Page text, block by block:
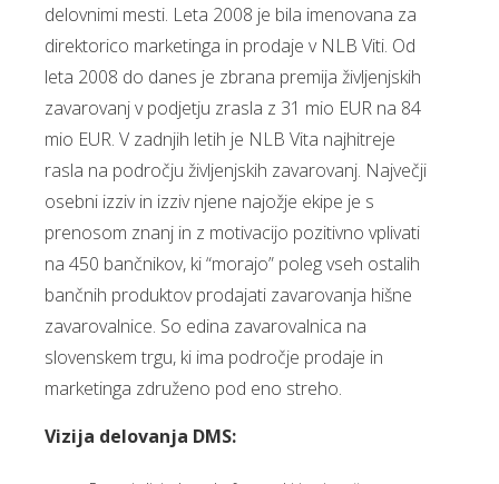
delovnimi mesti. Leta 2008 je bila imenovana za
direktorico marketinga in prodaje v NLB Viti. Od
leta 2008 do danes je zbrana premija življenjskih
zavarovanj v podjetju zrasla z 31 mio EUR na 84
mio EUR. V zadnjih letih je NLB Vita najhitreje
rasla na področju življenjskih zavarovanj. Največji
osebni izziv in izziv njene najožje ekipe je s
prenosom znanj in z motivacijo pozitivno vplivati
na 450 bančnikov, ki “morajo” poleg vseh ostalih
bančnih produktov prodajati zavarovanja hišne
zavarovalnice. So edina zavarovalnica na
slovenskem trgu, ki ima področje prodaje in
marketinga združeno pod eno streho.
Vizija delovanja DMS: